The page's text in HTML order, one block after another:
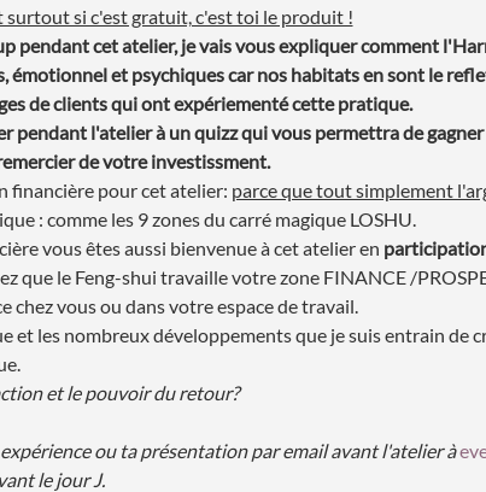
surtout si c'est gratuit, c'est toi le produit !
pendant cet atelier, je vais vous expliquer comment
émotionnel et psychiques car nos habitats en sont le
de clients qui ont expériementé cette pratique.
pendant l'atelier à un quizz qui vous permettra de gagner
de votre investissment.
financière pour cet atelier: parce que tout simplement
: comme les 9 zones du carré magique LOSHU.
vous êtes aussi bienvenue à cet atelier en
que le Feng-shui travaille votre zone FINANCE /
chez vous ou dans votre espace de travail.
et les nombreux développements que je suis entrain de
et le pouvoir du retour?
ou ta présentation par email avant l'atelier à
le jour J.